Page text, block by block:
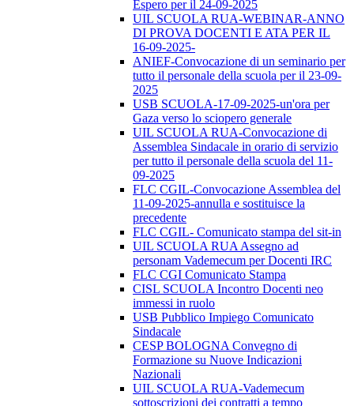
Espero per il 24-09-2025
UIL SCUOLA RUA-WEBINAR-ANNO
DI PROVA DOCENTI E ATA PER IL
16-09-2025-
ANIEF-Convocazione di un seminario per
tutto il personale della scuola per il 23-09-
2025
USB SCUOLA-17-09-2025-un'ora per
Gaza verso lo sciopero generale
UIL SCUOLA RUA-Convocazione di
Assemblea Sindacale in orario di servizio
per tutto il personale della scuola del 11-
09-2025
FLC CGIL-Convocazione Assemblea del
11-09-2025-annulla e sostituisce la
precedente
FLC CGIL- Comunicato stampa del sit-in
UIL SCUOLA RUA Assegno ad
personam Vademecum per Docenti IRC
FLC CGI Comunicato Stampa
CISL SCUOLA Incontro Docenti neo
immessi in ruolo
USB Pubblico Impiego Comunicato
Sindacale
CESP BOLOGNA Convegno di
Formazione su Nuove Indicazioni
Nazionali
UIL SCUOLA RUA-Vademecum
sottoscrizioni dei contratti a tempo